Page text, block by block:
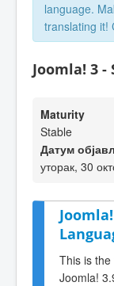
language.
translating it!
Joomla! 3 -
Maturity
Stable
Датум
уторак, 30
This is
Joomla!